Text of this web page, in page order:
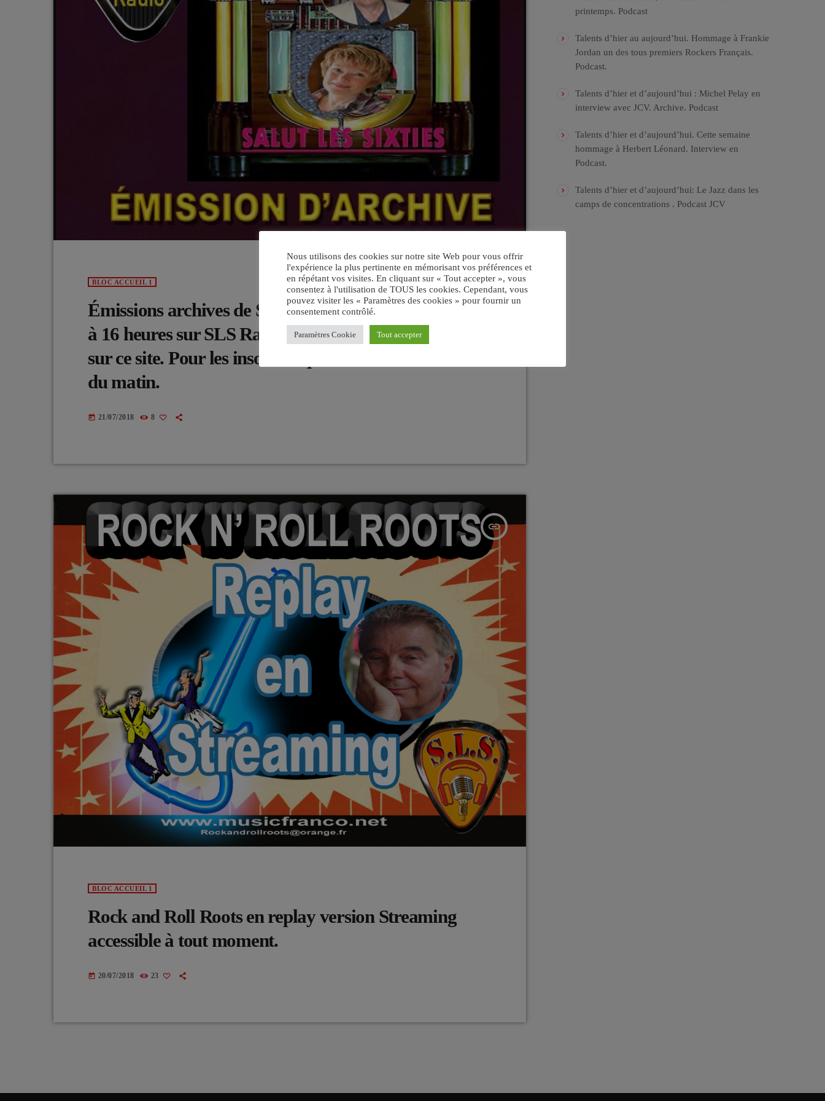
BLOC ACCUEIL 1
Émissions archives de Salut les Sixties . Tous les jours
à 16 heures sur SLS Radio . Web radio accès direct
sur ce site. Pour les insomniaques rediffusion à 1 heure
du matin.
today 21/07/2018 8
insert_link
BLOC ACCUEIL 1
Rock and Roll Roots en replay version Streaming
accessible à tout moment.
today 20/07/2018 23
printemps. Podcast
Talents d’hier au aujourd’hui. Hommage à Frankie
Jordan un des tous premiers Rockers Français.
Podcast.
Talents d’hier et d’aujourd’hui : Michel Pelay en
interview avec JCV. Archive. Podcast
Talents d’hier et d’aujourd’hui. Cette semaine
hommage à Herbert Léonard. Interview en
Podcast.
Talents d’hier et d’aujourd’hui: Le Jazz dans les
camps de concentrations . Podcast JCV
Nous utilisons des cookies sur notre site Web pour vous offrir
l'expérience la plus pertinente en mémorisant vos préférences et
en répétant vos visites. En cliquant sur « Tout accepter », vous
consentez à l'utilisation de TOUS les cookies. Cependant, vous
pouvez visiter les « Paramètres des cookies » pour fournir un
consentement contrôlé.
Paramètres Cookie Tout accepter